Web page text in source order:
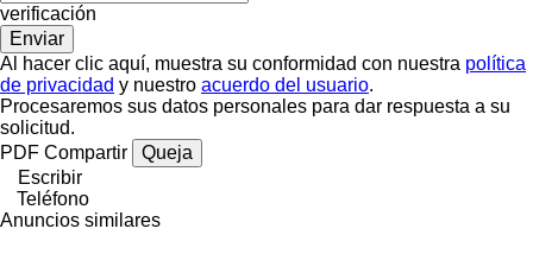
verificación
Al hacer clic aquí, muestra su conformidad con nuestra política
de privacidad y nuestro acuerdo del usuario.
Procesaremos sus datos personales para dar respuesta a su
solicitud.
PDF Compartir
Queja
Escribir
Teléfono
Anuncios similares